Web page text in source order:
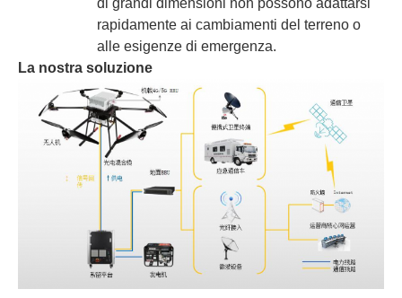
di grandi dimensioni non possono adattarsi
rapidamente ai cambiamenti del terreno o
alle esigenze di emergenza.
La nostra soluzione